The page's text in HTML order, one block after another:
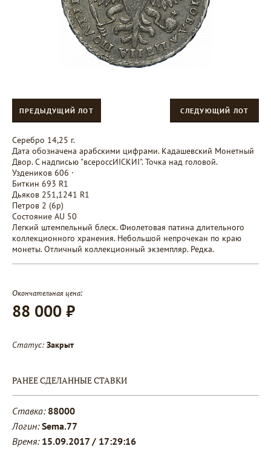
ПРЕДЫДУЩИЙ ЛОТ СЛЕДУЮЩИЙ ЛОТ
Серебро 14,25 г.
Дата обозначена арабскими цифрами. Кадашевский Монетный
Двор. С надписью "всероссИIСКИI". Точка над головой.
Уздеников 606 ·
Биткин 693 R1
Дьяков 251,1241 R1
Петров 2 (6p)
Состояние AU 50
Легкий штемпельный блеск. Фиолетовая патина длительного
коллекционного хранения. Небольшой непрочекан по краю
монеты. Отличный коллекционный экземпляр. Редка.
Окончательная цена:
88 000 ₽
Статус: Закрыт
РАНЕЕ СДЕЛАННЫЕ СТАВКИ
Ставка: 88000
Логин: Sema.77
Время: 15.09.2017 / 17:29:16